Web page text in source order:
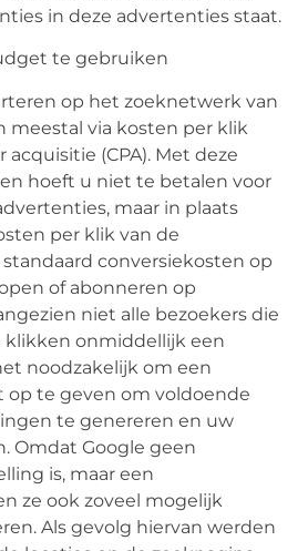
in deze advertenties staat.
te gebruiken
op het zoeknetwerk van
meestal via kosten per klik
acquisitie (CPA). Met deze
hoeft u niet te betalen voor
maar in plaats
per klik van de
conversiekosten op
of abonneren op
niet alle bezoekers die
onmiddellijk een
noodzakelijk om een
te geven om voldoende
te genereren en uw
Omdat Google geen
is, maar een
ze ook zoveel mogelijk
Als gevolg hiervan werden